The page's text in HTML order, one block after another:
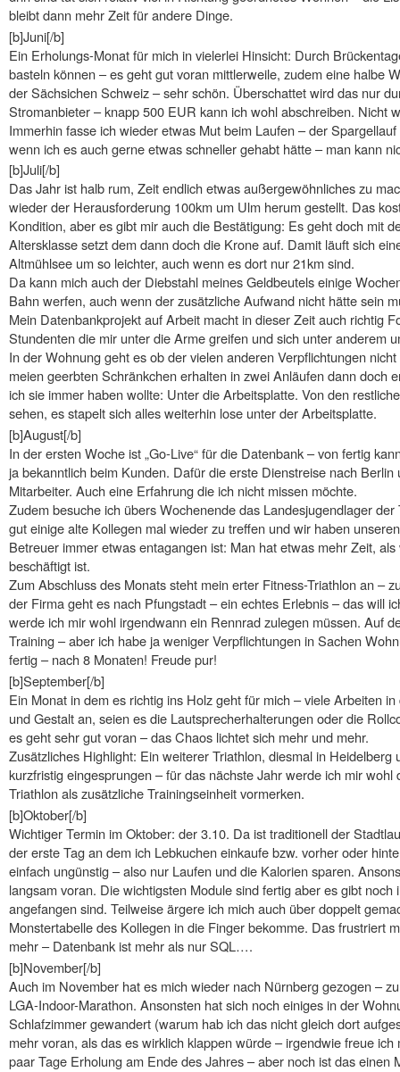
bleibt dann mehr Zeit für andere Dinge.
[b]Juni[/b]
Ein Erholungs-Monat für mich in vielerlei Hinsicht: Durch
basteln können – es geht gut voran mittlerweile, zudem eine halbe
der Sächsichen Schweiz – sehr schön. Überschattet wird das nur
Stromanbieter – knapp 500 EUR kann ich wohl abschreiben. Nicht
Immerhin fasse ich wieder etwas Mut beim Laufen – der
wenn ich es auch gerne etwas schneller gehabt hätte – man kann
[b]Juli[/b]
Das Jahr ist halb rum, Zeit endlich etwas außergewöhnliches zu
wieder der Herausforderung 100km um Ulm herum gestellt. Das
Kondition, aber es gibt mir auch die Bestätigung: Es geht doch mit
Altersklasse setzt dem dann doch die Krone auf. Damit läuft sich
Altmühlsee um so leichter, auch wenn es dort nur 21km sind.
Da kann mich auch der Diebstahl meines Geldbeutels einige
Bahn werfen, auch wenn der zusätzliche Aufwand nicht hätte sein
Mein Datenbankprojekt auf Arbeit macht in dieser Zeit auch richtig
Stundenten die mir unter die Arme greifen und sich unter anderem
In der Wohnung geht es ob der vielen anderen Verpflichtungen
meien geerbten Schränkchen erhalten in zwei Anläufen dann doch
ich sie immer haben wollte: Unter die Arbeitsplatte. Von den
sehen, es stapelt sich alles weiterhin lose unter der Arbeitsplatte.
[b]August[/b]
In der ersten Woche ist „Go-Live“ für die Datenbank – von fertig
ja bekanntlich beim Kunden. Dafür die erste Dienstreise nach
Mitarbeiter. Auch eine Erfahrung die ich nicht missen möchte.
Zudem besuche ich übers Wochenende das Landesjugendlager
gut einige alte Kollegen mal wieder zu treffen und wir haben
Betreuer immer etwas entagangen ist: Man hat etwas mehr Zeit,
beschäftigt ist.
Zum Abschluss des Monats steht mein erter Fitness-Triathlon an –
der Firma geht es nach Pfungstadt – ein echtes Erlebnis – das will
werde ich mir wohl irgendwann ein Rennrad zulegen müssen. Auf
Training – aber ich habe ja weniger Verpflichtungen in Sachen
fertig – nach 8 Monaten! Freude pur!
[b]September[/b]
Ein Monat in dem es richtig ins Holz geht für mich – viele Arbeiten
und Gestalt an, seien es die Lautsprecherhalterungen oder die
es geht sehr gut voran – das Chaos lichtet sich mehr und mehr.
Zusätzliches Highlight: Ein weiterer Triathlon, diesmal in Heidelberg
kurzfristig eingesprungen – für das nächste Jahr werde ich mir
Triathlon als zusätzliche Trainingseinheit vormerken.
[b]Oktober[/b]
Wichtiger Termin im Oktober: der 3.10. Da ist traditionell der
der erste Tag an dem ich Lebkuchen einkaufe bzw. vorher oder
einfach ungünstig – also nur Laufen und die Kalorien sparen.
langsam voran. Die wichtigsten Module sind fertig aber es gibt noch
angefangen sind. Teilweise ärgere ich mich auch über doppelt
Monstertabelle des Kollegen in die Finger bekomme. Das frustriert
mehr – Datenbank ist mehr als nur SQL….
[b]November[/b]
Auch im November hat es mich wieder nach Nürnberg gezogen –
LGA-Indoor-Marathon. Ansonsten hat sich noch einiges in der
Schlafzimmer gewandert (warum hab ich das nicht gleich dort
mehr voran, als das es wirklich klappen würde – irgendwie freue
paar Tage Erholung am Ende des Jahres – aber noch ist das einen